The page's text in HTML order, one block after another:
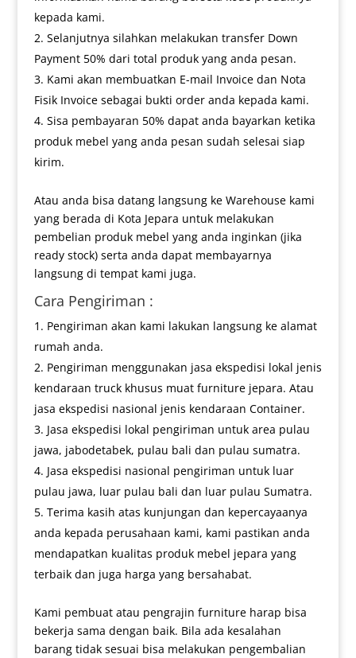
kepada kami.
Selanjutnya silahkan melakukan transfer Down
Payment 50% dari total produk yang anda pesan.
Kami akan membuatkan E-mail Invoice dan Nota
Fisik Invoice sebagai bukti order anda kepada kami.
Sisa pembayaran 50% dapat anda bayarkan ketika
produk mebel yang anda pesan sudah selesai siap
kirim.
Atau anda bisa datang langsung ke Warehouse kami
yang berada di Kota Jepara untuk melakukan
pembelian produk mebel yang anda inginkan (jika
ready stock) serta anda dapat membayarnya
langsung di tempat kami juga.
Cara Pengiriman :
Pengiriman akan kami lakukan langsung ke alamat
rumah anda.
Pengiriman menggunakan jasa ekspedisi lokal jenis
kendaraan truck khusus muat furniture jepara. Atau
jasa ekspedisi nasional jenis kendaraan Container.
Jasa ekspedisi lokal pengiriman untuk area pulau
jawa, jabodetabek, pulau bali dan pulau sumatra.
Jasa ekspedisi nasional pengiriman untuk luar
pulau jawa, luar pulau bali dan luar pulau Sumatra.
Terima kasih atas kunjungan dan kepercayaanya
anda kepada perusahaan kami, kami pastikan anda
mendapatkan kualitas produk mebel jepara yang
terbaik dan juga harga yang bersahabat.
Kami pembuat atau pengrajin furniture harap bisa
bekerja sama dengan baik. Bila ada kesalahan
barang tidak sesuai bisa melakukan pengembalian